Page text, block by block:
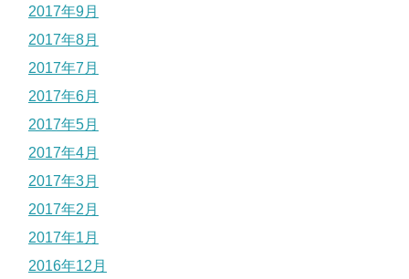
2017年9月
2017年8月
2017年7月
2017年6月
2017年5月
2017年4月
2017年3月
2017年2月
2017年1月
2016年12月